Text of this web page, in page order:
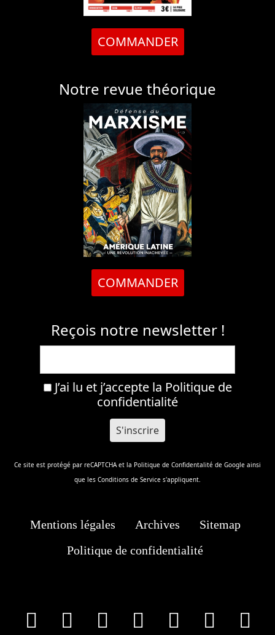
COMMANDER
Notre revue théorique
COMMANDER
Reçois notre newsletter !
J’ai lu et j’accepte la Politique de
confidentialité
Ce site est protégé par reCAPTCHA et la Politique de Confidentalité de Google ainsi
que les Conditions de Service s'appliquent.
Mentions légales Archives
Sitemap
Politique de confidentialité
facebookInstagram
Youtube
Tik Tok